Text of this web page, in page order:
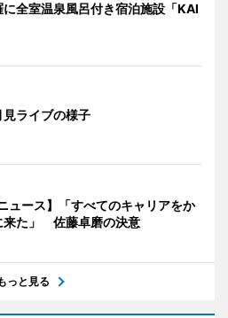
全室温泉風呂付き宿泊施設「KAI
ライブの様子
ュース】「すべてのキャリアをか
来た」 佐藤卓磨の決意
っと見る